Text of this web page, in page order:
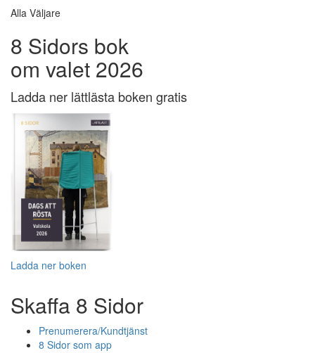
Alla Väljare
8 Sidors bok
om valet 2026
Ladda ner lättlästa boken gratis
Ladda ner boken
Skaffa 8 Sidor
Prenumerera/Kundtjänst
8 Sidor som app